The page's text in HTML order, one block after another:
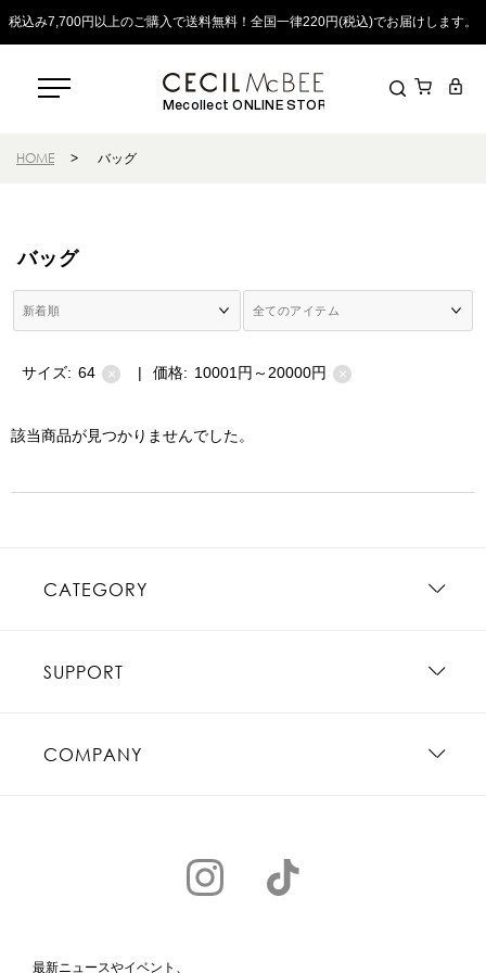
税込み7,700円以上のご購入で送料無料！全国一律220円(税込)でお届けします。
Mecollect ONLINE STORE
HOME > バッグ
バッグ
サイズ: 64 × | 価格: 10001円～20000円 ×
該当商品が見つかりませんでした。
CATEGORY
SUPPORT
COMPANY
最新ニュースやイベント、